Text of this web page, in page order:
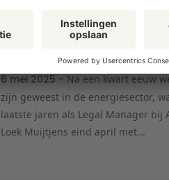
lessen uit een
6 mei 2025 - Na een kwart eeuw
zijn geweest in de energiesector,
laatste jaren als Legal Manager bij
Loek Muijtjens eind april met...